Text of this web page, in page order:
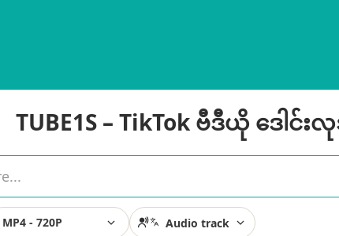
TUBE1S – TikTok ဗီဒီယို ဒေါင်း
MP4 - 720P Audio track